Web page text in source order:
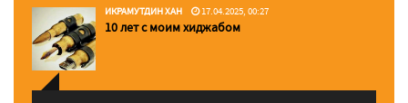
ИКРАМУТДИН ХАН 17.04.2025, 00:27
10 лет с моим хиджабом